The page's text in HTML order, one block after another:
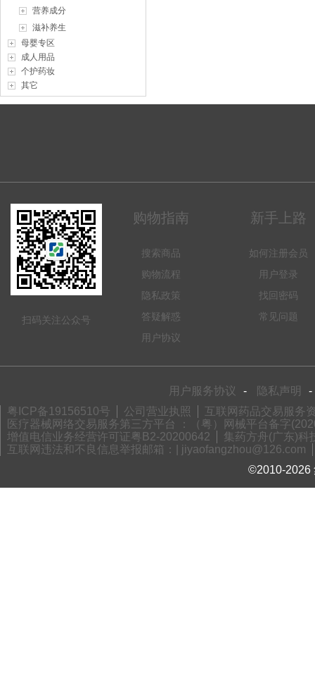
营养成分
滋补养生
母婴专区
成人用品
个护药妆
其它
扫码关注公众号
购物指南
搜索商品
购物流程
隐私政策
答疑解惑
用户协议
新手上路
如何注册会员
用户登录
找回密码
常见问题
用户服务协议 - 隐私声明
-
粤ICP备19156510号
公司营业执照
互联网药品交易服务
医疗器械网络交易服务第三方平台 ：（粤）网械平台备字
增值电信业务经营许可证粤B2-20200642
集药方舟(广东)科
互联网违法和不良信息举报邮箱：| jiyaofangzhou@126.com
©2010-2026